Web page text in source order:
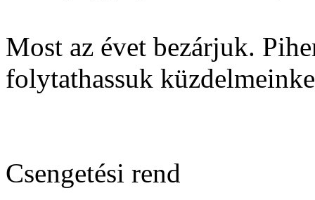
Most az évet bezárjuk.
folytathassuk
Csengetési rend